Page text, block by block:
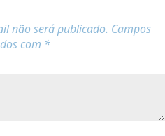
não será publicado. Campos
com *